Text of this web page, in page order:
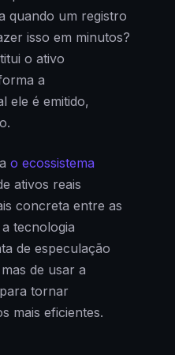
quando um registro
isso em minutos?
o ativo
a
ele é emitido,
o ecossistema
ativos reais
concreta entre as
tecnologia
de especulação
de usar a
tornar
mais eficientes.